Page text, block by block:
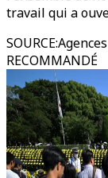
travail qui a
SOURCE:Agences
RECOMMANDÉ